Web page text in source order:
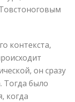
контекста,
он сразу
Тогда было
когда